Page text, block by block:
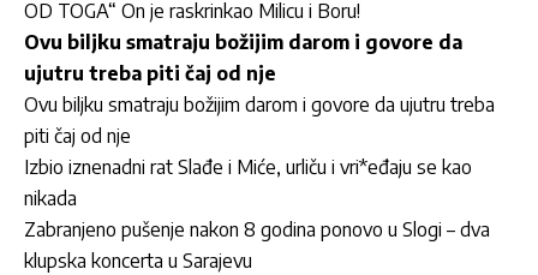
OD TOGA“ On je raskrinkao Milicu i Boru!
Ovu biljku smatraju božijim darom i govore da
ujutru treba piti čaj od nje
Ovu biljku smatraju božijim darom i govore da ujutru treba
piti čaj od nje
Izbio iznenadni rat Slađe i Miće, urliču i vri*eđaju se kao
nikada
Zabranjeno pušenje nakon 8 godina ponovo u Slogi – dva
klupska koncerta u Sarajevu